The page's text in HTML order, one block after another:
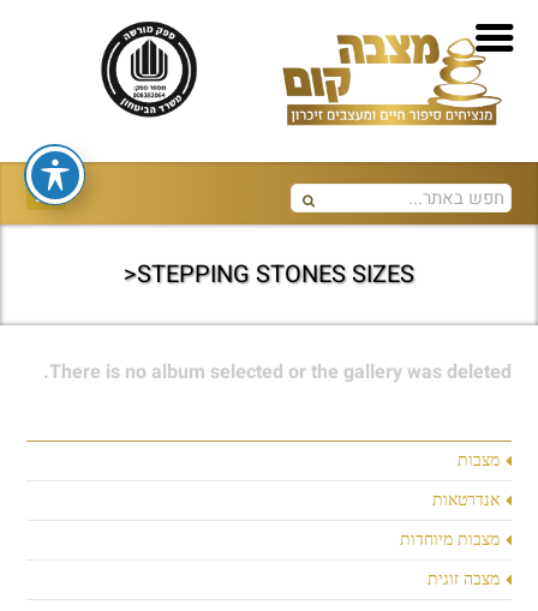
STEPPING STONES SIZES<
מצבות
אנדרטאות
מצבות מיוחדות
מצבה זוגית
There is no album selected or the gallery was deleted.